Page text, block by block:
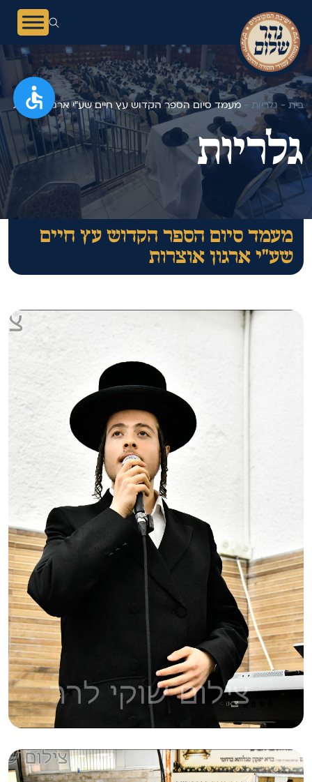
בית - גלריות - מעמד סיום הספר הקדוש עץ חיים שע"י ארגון אוצרות
גלריות
מעמד סיום הספר הקדוש עץ חיים
שע"י ארגון אוצרות